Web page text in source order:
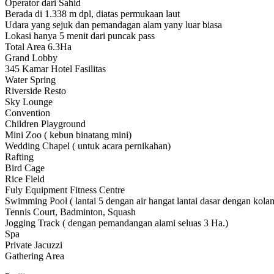
Operator dari Sahid
Berada di 1.338 m dpl, diatas permukaan laut
Udara yang sejuk dan pemandagan alam yany luar biasa
Lokasi hanya 5 menit dari puncak pass
Total Area 6.3Ha
Grand Lobby
345 Kamar Hotel Fasilitas
Water Spring
Riverside Resto
Sky Lounge
Convention
Children Playground
Mini Zoo ( kebun binatang mini)
Wedding Chapel ( untuk acara pernikahan)
Rafting
Bird Cage
Rice Field
Fuly Equipment Fitness Centre
Swimming Pool ( lantai 5 dengan air hangat lantai dasar dengan
Tennis Court, Badminton, Squash
Jogging Track ( dengan pemandangan alami seluas 3 Ha.)
Spa
Private Jacuzzi
Gathering Area